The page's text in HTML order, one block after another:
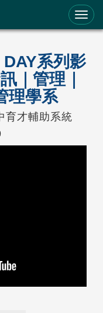
DAY系列影
｜管理｜
理學系
育才輔助系統